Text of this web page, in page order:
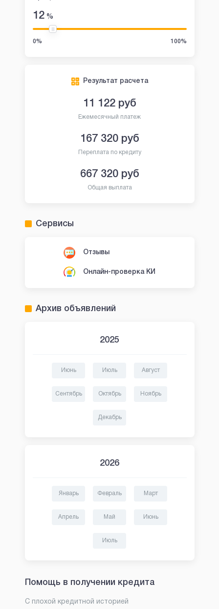
12%
0% 100%
Результат расчета
11 122руб
Ежемесячный платеж
167 320руб
Переплата по кредиту
667 320руб
Общая выплата
Сервисы
Отзывы
Онлайн-проверка КИ
Архив объявлений
2025
Июнь Июль Август
Сентябрь Октябрь Ноябрь
Декабрь
2026
Январь Февраль Март
Апрель Май Июнь
Июль
Помощь в получении кредита
С плохой кредитной историей